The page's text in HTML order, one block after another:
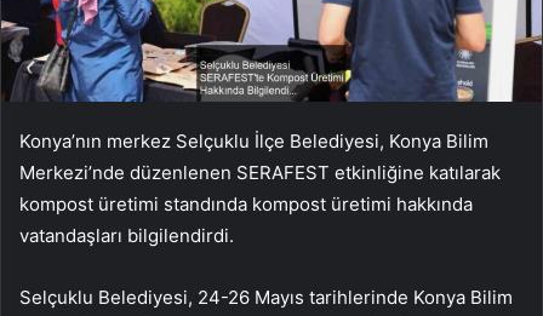
Konya’nın merkez Selçuklu İlçe Belediyesi, Konya Bilim
Merkezi’nde düzenlenen SERAFEST etkinliğine katılarak
kompost üretimi standında kompost üretimi hakkında
vatandaşları bilgilendirdi.
Selçuklu Belediyesi, 24-26 Mayıs tarihlerinde Konya Bilim